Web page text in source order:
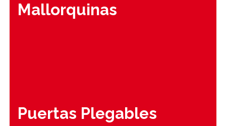
Mallorquinas
Puertas Plegables